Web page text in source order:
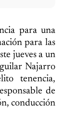
para una
para las
jueves a un
Najarro
tenencia,
de
conducción